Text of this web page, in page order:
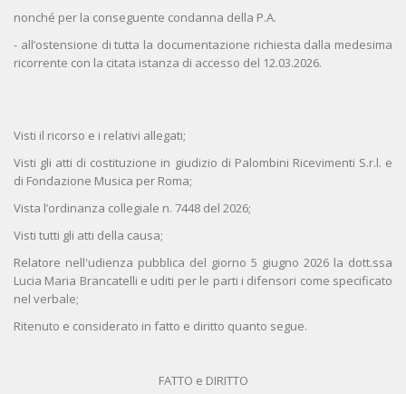
nonché per la conseguente condanna della P.A.
- all’ostensione di tutta la documentazione richiesta dalla medesima
ricorrente con la citata istanza di accesso del 12.03.2026.
Visti il ricorso e i relativi allegati;
Visti gli atti di costituzione in giudizio di Palombini Ricevimenti S.r.l. e
di Fondazione Musica per Roma;
Vista l’ordinanza collegiale n. 7448 del 2026;
Visti tutti gli atti della causa;
Relatore nell'udienza pubblica del giorno 5 giugno 2026 la dott.ssa
Lucia Maria Brancatelli e uditi per le parti i difensori come specificato
nel verbale;
Ritenuto e considerato in fatto e diritto quanto segue.
FATTO e DIRITTO